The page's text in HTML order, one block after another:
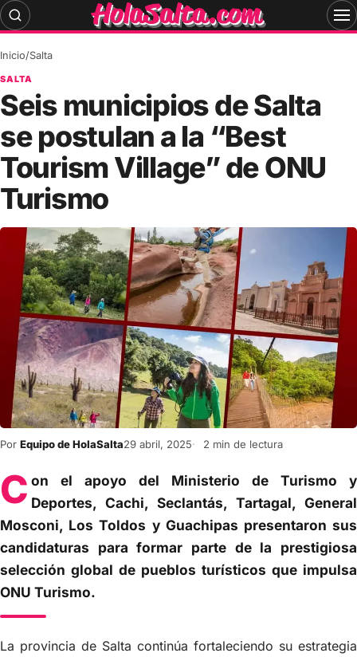
Skip
to
Inicio/Salta
SALTA
Seis municipios de Salta
se postulan a la “Best
Tourism Village” de ONU
Turismo
Por Equipo de HolaSalta29 abril, 2025 2 min de lectura
C on el apoyo del Ministerio de Turismo y
Deportes, Cachi, Seclantás, Tartagal, General
Mosconi, Los Toldos y Guachipas presentaron sus
candidaturas para formar parte de la prestigiosa
selección global de pueblos turísticos que impulsa
ONU Turismo.
La provincia de Salta continúa fortaleciendo su estrategia